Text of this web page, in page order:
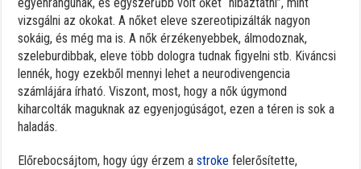
vizsgálni az okokat. A nőket eleve szereotipizálták nagyon
sokáig, és még ma is. A nők érzékenyebbek, álmodoznak,
szeleburdibbak, eleve több dologra tudnak figyelni stb. Kiváncsi
lennék, hogy ezekből mennyi lehet a neurodivengencia
számlájára írható. Viszont, most, hogy a nők úgymond
kiharcolták maguknak az egyenjogúságot, ezen a téren is sok a
haladás.
Előrebocsájtom, hogy úgy érzem astroke felerősítette,